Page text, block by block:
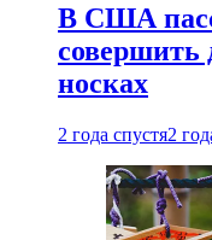
В США
совершить
носках
2 года спустя2